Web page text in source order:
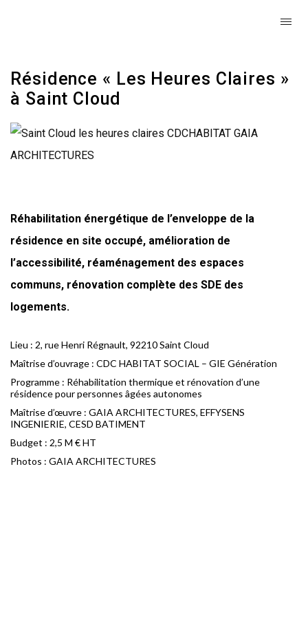
Résidence « Les Heures Claires »
à Saint Cloud
Réhabilitation énergétique de l’enveloppe de la
résidence en site occupé, amélioration de
l’accessibilité, réaménagement des espaces
communs, rénovation complète des SDE des
logements.
Lieu : 2, rue Henri Régnault, 92210 Saint Cloud
Maîtrise d’ouvrage : CDC HABITAT SOCIAL – GIE Génération
Programme : Réhabilitation thermique et rénovation d’une
résidence pour personnes âgées autonomes
Maîtrise d’œuvre : GAIA ARCHITECTURES, EFFYSENS
INGENIERIE, CESD BATIMENT
Budget : 2,5 M € HT
Photos : GAIA ARCHITECTURES